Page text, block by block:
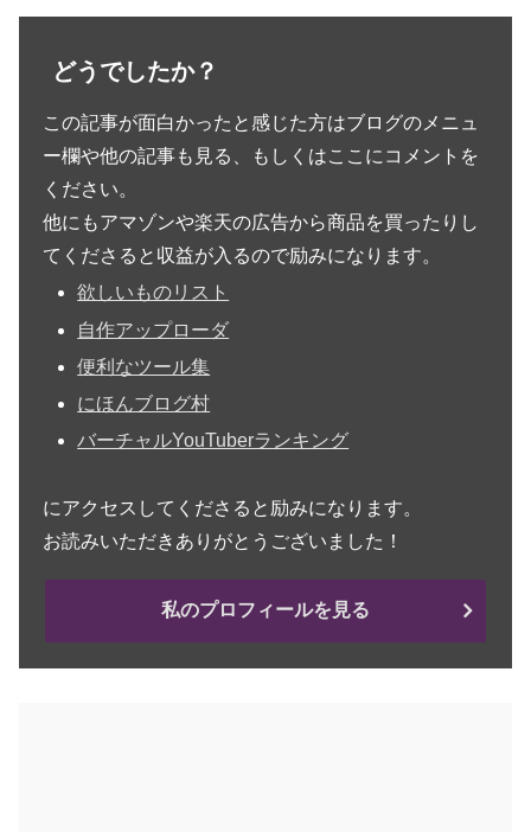
どうでしたか？
この記事が面白かったと感じた方はブログのメニュ
ー欄や他の記事も見る、もしくはここにコメントを
ください。
他にもアマゾンや楽天の広告から商品を買ったりし
てくださると収益が入るので励みになります。
欲しいものリスト
自作アップローダ
便利なツール集
にほんブログ村
バーチャルYouTuberランキング
にアクセスしてくださると励みになります。
お読みいただきありがとうございました！
私のプロフィールを見る